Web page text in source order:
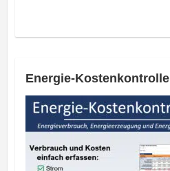
Energie-Kostenkontrolle